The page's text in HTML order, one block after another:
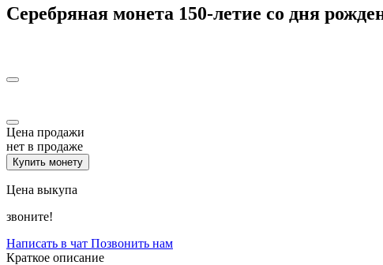
Серебряная монета 150-летие со дня
Цена продажи
нет в продаже
Купить монету
Цена выкупа
звоните!
Написать в чат Позвонить нам
Краткое описание